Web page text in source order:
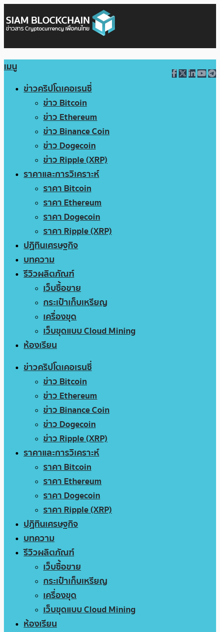
เมนู
ข่าวคริปโตเคอเรนซี่
ข่าว Bitcoin
ข่าว Ethereum
ข่าว Binance Coin
ข่าว Dogecoin
ข่าว Ripple (XRP)
ราคาและการวิเคราะห์
ราคา Bitcoin
ราคา Ethereum
ราคา Dogecoin
ราคา Ripple (XRP)
ปฏิทินเศรษฐกิจ
บทความ
รีวิวผลิตภัณฑ์
เว็บซื้อขาย
กระเป๋าเก็บเหรียญ
เครื่องขุด
เว็บขุดแบบ Cloud Mining
ห้องเรียน
ข่าวคริปโตเคอเรนซี่
ข่าว Bitcoin
ข่าว Ethereum
ข่าว Binance Coin
ข่าว Dogecoin
ข่าว Ripple (XRP)
ราคาและการวิเคราะห์
ราคา Bitcoin
ราคา Ethereum
ราคา Dogecoin
ราคา Ripple (XRP)
ปฏิทินเศรษฐกิจ
บทความ
รีวิวผลิตภัณฑ์
เว็บซื้อขาย
กระเป๋าเก็บเหรียญ
เครื่องขุด
เว็บขุดแบบ Cloud Mining
ห้องเรียน